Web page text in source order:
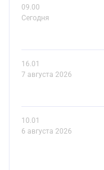
09.00
Сегодня
16.01
7 августа 2026
10.01
6 августа 2026